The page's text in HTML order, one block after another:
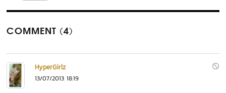
COMMENT (4)
HyperGirlz
13/07/2013 18:19